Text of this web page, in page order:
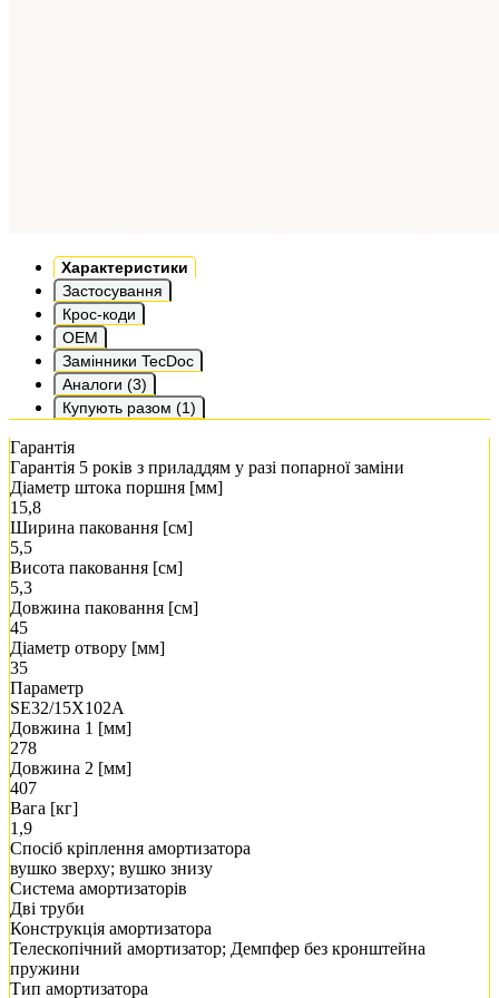
Характеристики
Застосування
Крос-коди
OEM
Замінники TecDoc
Аналоги (3)
Купують разом (1)
Гарантія
Гарантія 5 років з приладдям у разі попарної заміни
Діаметр штока поршня [мм]
15,8
Ширина паковання [см]
5,5
Висота паковання [см]
5,3
Довжина паковання [см]
45
Діаметр отвору [мм]
35
Параметр
SE32/15X102A
Довжина 1 [мм]
278
Довжина 2 [мм]
407
Вага [кг]
1,9
Спосіб кріплення амортизатора
вушко зверху; вушко знизу
Система амортизаторів
Дві труби
Конструкція амортизатора
Телескопічний амортизатор; Демпфер без кронштейна
пружини
Тип амортизатора